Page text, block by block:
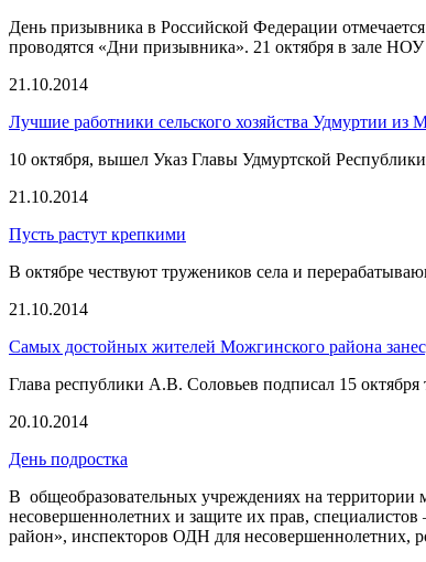
День призывника в Российской Федерации
проводятся «Дни призывника». 21 октября в зале
21.10.2014
Лучшие работники сельского хозяйства Удмуртии из
10 октября, вышел Указ Главы Удмуртской
21.10.2014
Пусть растут крепкими
В октябре чествуют тружеников села и
21.10.2014
Самых достойных жителей Можгинского района
Глава республики А.В. Соловьев подписал 15
20.10.2014
День подростка
В общеобразовательных учреждениях на территории
несовершеннолетних и защите их прав,
район», инспекторов ОДН для несовершеннолетних,